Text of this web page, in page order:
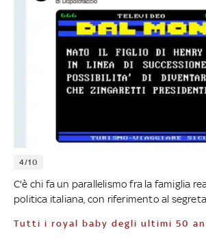
4/10
C'è chi fa un parallelismo fra la famiglia
politica italiana, con riferimento al
Tutti i royal baby degli ultimi 50